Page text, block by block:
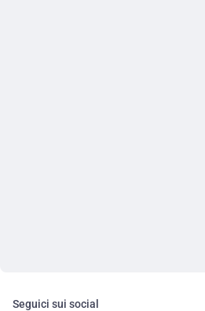
Seguici sui social